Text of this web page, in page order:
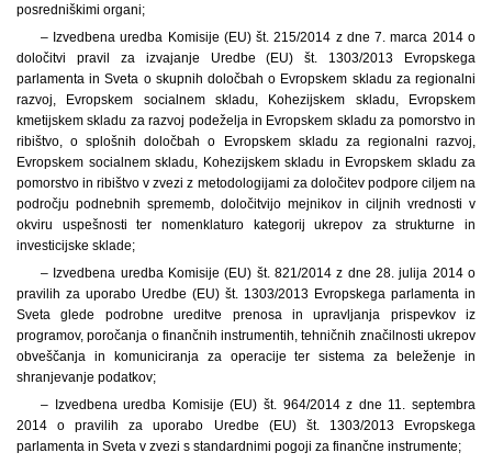
posredniškimi organi;
– Izvedbena uredba Komisije (EU) št. 215/2014 z dne 7. marca 2014 o
določitvi pravil za izvajanje Uredbe (EU) št. 1303/2013 Evropskega
parlamenta in Sveta o skupnih določbah o Evropskem skladu za regionalni
razvoj, Evropskem socialnem skladu, Kohezijskem skladu, Evropskem
kmetijskem skladu za razvoj podeželja in Evropskem skladu za pomorstvo in
ribištvo, o splošnih določbah o Evropskem skladu za regionalni razvoj,
Evropskem socialnem skladu, Kohezijskem skladu in Evropskem skladu za
pomorstvo in ribištvo v zvezi z metodologijami za določitev podpore ciljem na
področju podnebnih sprememb, določitvijo mejnikov in ciljnih vrednosti v
okviru uspešnosti ter nomenklaturo kategorij ukrepov za strukturne in
investicijske sklade;
– Izvedbena uredba Komisije (EU) št. 821/2014 z dne 28. julija 2014 o
pravilih za uporabo Uredbe (EU) št. 1303/2013 Evropskega parlamenta in
Sveta glede podrobne ureditve prenosa in upravljanja prispevkov iz
programov, poročanja o finančnih instrumentih, tehničnih značilnosti ukrepov
obveščanja in komuniciranja za operacije ter sistema za beleženje in
shranjevanje podatkov;
– Izvedbena uredba Komisije (EU) št. 964/2014 z dne 11. septembra
2014 o pravilih za uporabo Uredbe (EU) št. 1303/2013 Evropskega
parlamenta in Sveta v zvezi s standardnimi pogoji za finančne instrumente;